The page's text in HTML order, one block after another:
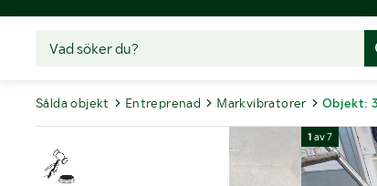
Sålda objekt Entreprenad Markvibratorer Objekt:
1 av7